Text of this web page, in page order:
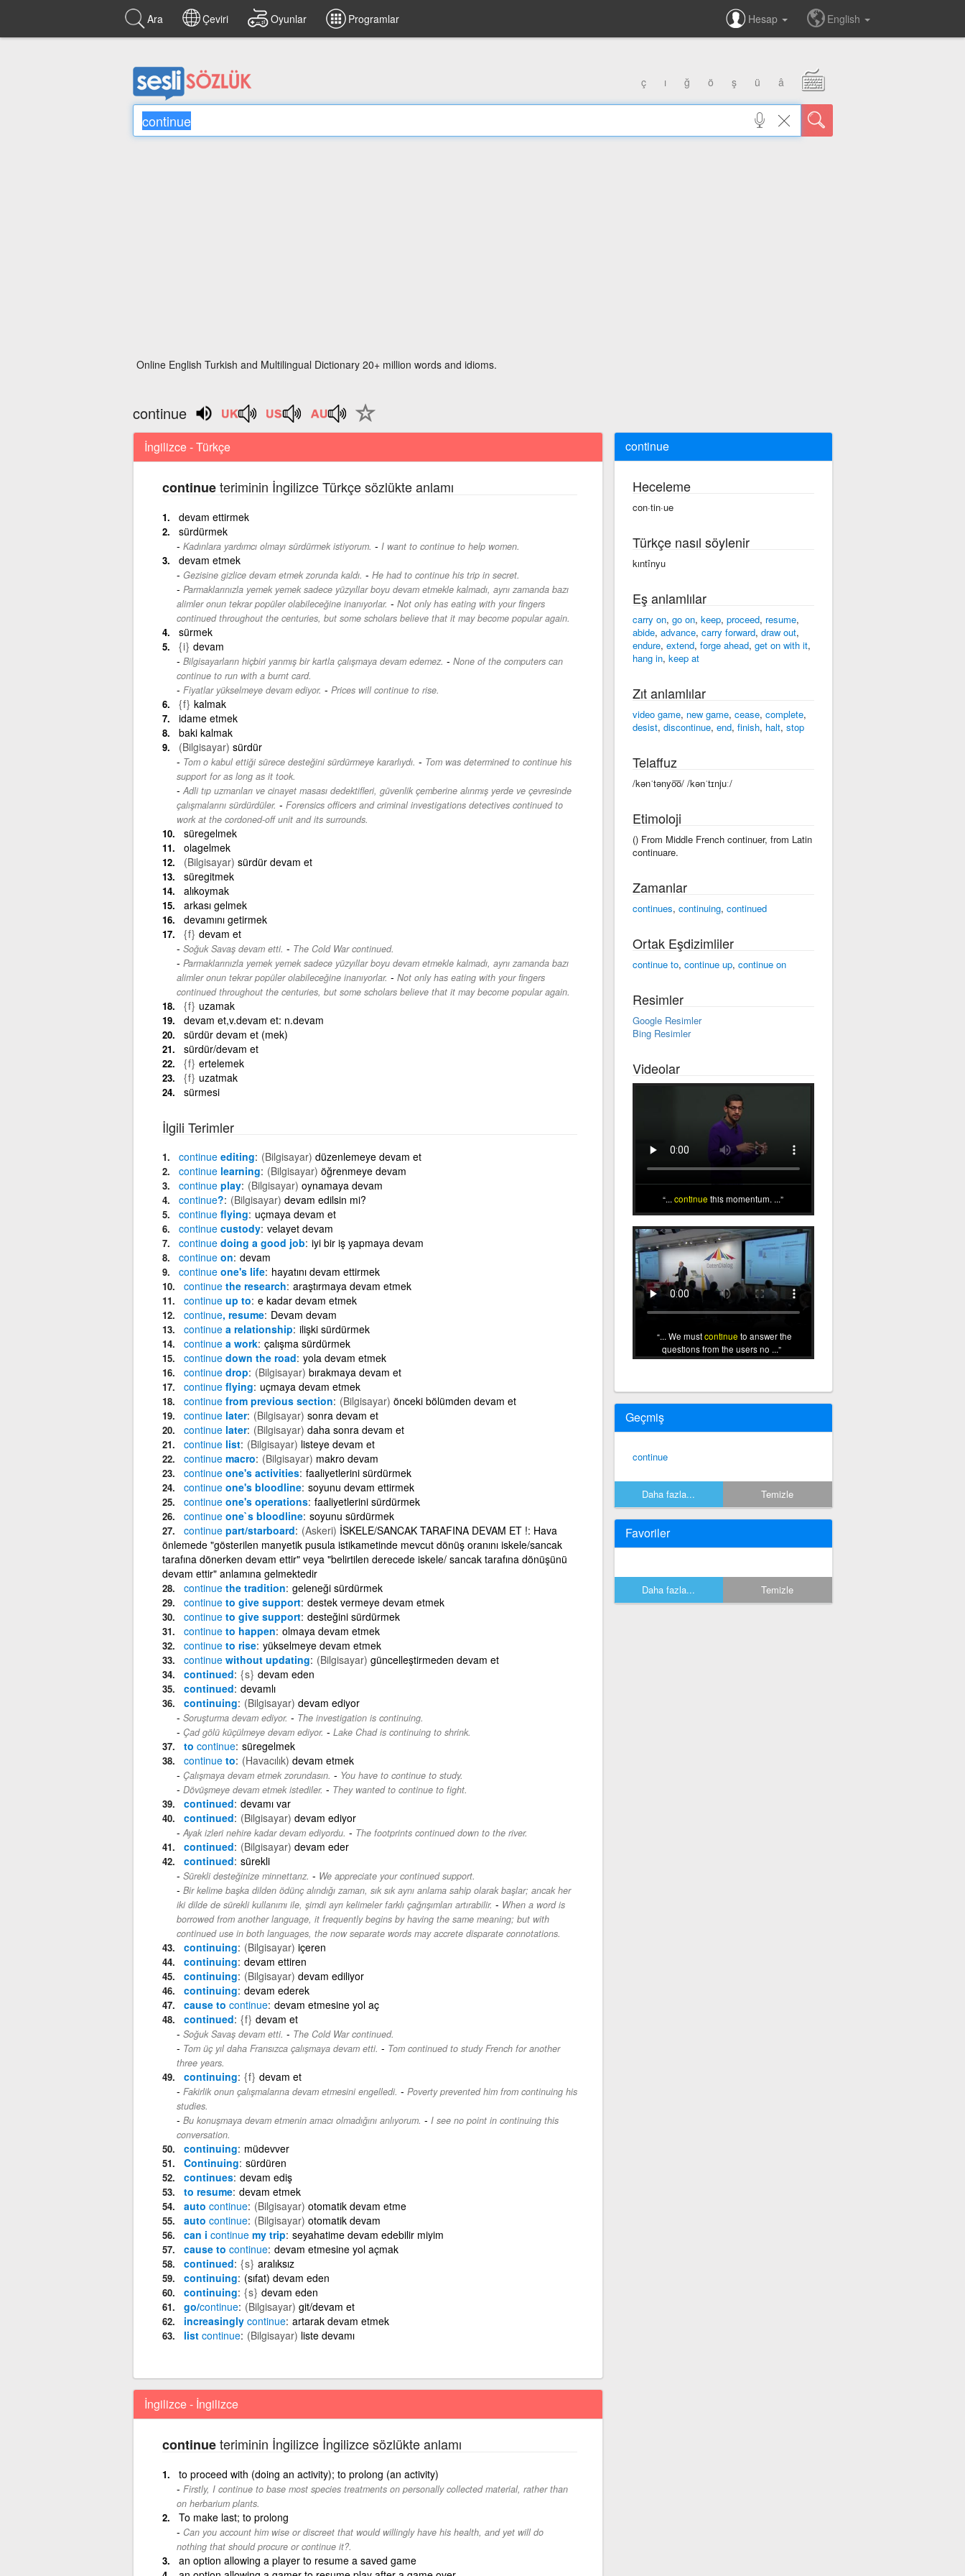
Ara Çeviri Oyunlar Programlar Hesap English
ç ı ğ ö ş ü â
Online English Turkish and Multilingual Dictionary 20+ million words and idioms.
continue
İngilizce - Türkçe
continueteriminin İngilizce Türkçe sözlükte anlamı
devam ettirmek
sürdürmek
Kadınlara yardımcı olmayı sürdürmek istiyorum. - I want to continue to help women.
devam etmek
Gezisine gizlice devam etmek zorunda kaldı. - He had to continue his trip in secret.
Parmaklarınızla yemek yemek sadece yüzyıllar boyu devam etmekle kalmadı, aynı zamanda bazı
alimler onun tekrar popüler olabileceğine inanıyorlar. - Not only has eating with your fingers
continued throughout the centuries, but some scholars believe that it may become popular again.
sürmek
{i} devam
Bilgisayarların hiçbiri yanmış bir kartla çalışmaya devam edemez. - None of the computers can
continue to run with a burnt card.
Fiyatlar yükselmeye devam ediyor. - Prices will continue to rise.
{f} kalmak
idame etmek
baki kalmak
(Bilgisayar) sürdür
Tom o kabul ettiği sürece desteğini sürdürmeye kararlıydı. - Tom was determined to continue his
support for as long as it took.
Adli tıp uzmanları ve cinayet masası dedektifleri, güvenlik çemberine alınmış yerde ve çevresinde
çalışmalarını sürdürdüler. - Forensics officers and criminal investigations detectives continued to
work at the cordoned-off unit and its surrounds.
süregelmek
olagelmek
(Bilgisayar) sürdür devam et
süregitmek
alıkoymak
arkası gelmek
devamını getirmek
{f} devam et
Soğuk Savaş devam etti. - The Cold War continued.
Parmaklarınızla yemek yemek sadece yüzyıllar boyu devam etmekle kalmadı, aynı zamanda bazı
alimler onun tekrar popüler olabileceğine inanıyorlar. - Not only has eating with your fingers
continued throughout the centuries, but some scholars believe that it may become popular again.
{f} uzamak
devam et,v.devam et: n.devam
sürdür devam et (mek)
sürdür/devam et
{f} ertelemek
{f} uzatmak
sürmesi
İlgili Terimler
continueediting (Bilgisayar) düzenlemeye devam et
continuelearning (Bilgisayar) öğrenmeye devam
continueplay (Bilgisayar) oynamaya devam
continue? (Bilgisayar) devam edilsin mi?
continueflying uçmaya devam et
continuecustody velayet devam
continuedoing a good job iyi bir iş yapmaya devam
continueon devam
continueone's life hayatını devam ettirmek
continuethe research araştırmaya devam etmek
continueup to e kadar devam etmek
continue, resume Devam devam
continuea relationship ilişki sürdürmek
continuea work çalışma sürdürmek
continuedown the road yola devam etmek
continuedrop (Bilgisayar) bırakmaya devam et
continueflying uçmaya devam etmek
continuefrom previous section (Bilgisayar) önceki bölümden devam et
continuelater (Bilgisayar) sonra devam et
continuelater (Bilgisayar) daha sonra devam et
continuelist (Bilgisayar) listeye devam et
continuemacro (Bilgisayar) makro devam
continueone's activities faaliyetlerini sürdürmek
continueone's bloodline soyunu devam ettirmek
continueone's operations faaliyetlerini sürdürmek
continueone`s bloodline soyunu sürdürmek
continuepart/starboard (Askeri) İSKELE/SANCAK TARAFINA DEVAM ET !: Hava
önlemede "gösterilen manyetik pusula istikametinde mevcut dönüş oranını iskele/sancak
tarafına dönerken devam ettir" veya "belirtilen derecede iskele/ sancak tarafına dönüşünü
devam ettir" anlamına gelmektedir
continuethe tradition geleneği sürdürmek
continueto give support destek vermeye devam etmek
continueto give support desteğini sürdürmek
continueto happen olmaya devam etmek
continueto rise yükselmeye devam etmek
continuewithout updating (Bilgisayar) güncelleştirmeden devam et
continued {s} devam eden
continued devamlı
continuing (Bilgisayar) devam ediyor
Soruşturma devam ediyor. - The investigation is continuing.
Çad gölü küçülmeye devam ediyor. - Lake Chad is continuing to shrink.
to continue süregelmek
continueto (Havacılık) devam etmek
Çalışmaya devam etmek zorundasın. - You have to continue to study.
Dövüşmeye devam etmek istediler. - They wanted to continue to fight.
continued devamı var
continued (Bilgisayar) devam ediyor
Ayak izleri nehire kadar devam ediyordu. - The footprints continued down to the river.
continued (Bilgisayar) devam eder
continued sürekli
Sürekli desteğinize minnettarız. - We appreciate your continued support.
Bir kelime başka dilden ödünç alındığı zaman, sık sık aynı anlama sahip olarak başlar; ancak her
iki dilde de sürekli kullanımı ile, şimdi ayrı kelimeler farklı çağrışımları artırabilir. - When a word is
borrowed from another language, it frequently begins by having the same meaning; but with
continued use in both languages, the now separate words may accrete disparate connotations.
continuing (Bilgisayar) içeren
continuing devam ettiren
continuing (Bilgisayar) devam ediliyor
continuing devam ederek
cause to continue devam etmesine yol aç
continued {f} devam et
Soğuk Savaş devam etti. - The Cold War continued.
Tom üç yıl daha Fransızca çalışmaya devam etti. - Tom continued to study French for another
three years.
continuing {f} devam et
Fakirlik onun çalışmalarına devam etmesini engelledi. - Poverty prevented him from continuing his
studies.
Bu konuşmaya devam etmenin amacı olmadığını anlıyorum. - I see no point in continuing this
conversation.
continuing müdevver
Continuing sürdüren
continues devam ediş
to resume devam etmek
auto continue (Bilgisayar) otomatik devam etme
auto continue (Bilgisayar) otomatik devam
can i continuemy trip seyahatime devam edebilir miyim
cause to continue devam etmesine yol açmak
continued {s} aralıksız
continuing (sıfat) devam eden
continuing {s} devam eden
go/continue (Bilgisayar) git/devam et
increasingly continue artarak devam etmek
list continue (Bilgisayar) liste devamı
İngilizce - İngilizce
continueteriminin İngilizce İngilizce sözlükte anlamı
to proceed with (doing an activity); to prolong (an activity)
Firstly, I continue to base most species treatments on personally collected material, rather than
on herbarium plants.
To make last; to prolong
Can you account him wise or discreet that would willingly have his health, and yet will do
nothing that should procure or continue it?.
an option allowing a player to resume a saved game
continue
Heceleme
con·tin·ue
Türkçe nasıl söylenir
kıntînyu
Eş anlamlılar
carry on, go on, keep, proceed, resume,
abide, advance, carry forward, draw out,
endure, extend, forge ahead, get on with it,
hang in, keep at
Zıt anlamlılar
video game, new game, cease, complete,
desist, discontinue, end, finish, halt, stop
Telaffuz
/kənˈtənyo͞o/ /kənˈtɪnjuː/
Etimoloji
() From Middle French continuer, from Latin
continuare.
Zamanlar
continues, continuing, continued
Ortak Eşdizimliler
continue to, continue up, continue on
Resimler
Google Resimler
Bing Resimler
Videolar
... continue this momentum. ...
... We mustcontinue to answer the
questions from the users no ...
Geçmiş
continue
Daha fazla... Temizle
Favoriler
Daha fazla... Temizle